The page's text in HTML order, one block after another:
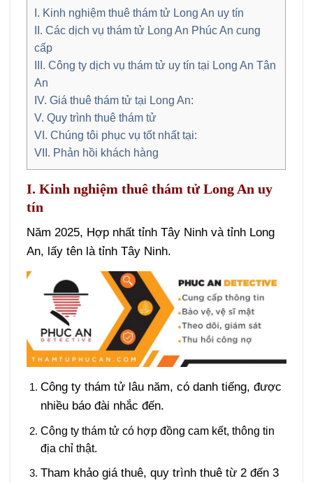
I. Kinh nghiệm thuê thám tử Long An uy tín
II. Các dịch vụ thám tử Long An Phúc An cung
cấp
III. Công ty dịch vụ thám tử uy tín tại Long An Tân
An
IV. Giá thuê thám tử tại Long An:
V. Quy trình thuê thám tử
VI. Chúng tôi phục vụ tốt nhất tại:
VII. Phản hồi khách hàng
I. Kinh nghiệm thuê thám tử Long An uy
tín
Năm 2025, Hợp nhất tỉnh Tây Ninh và tỉnh Long
An, lấy tên là tỉnh Tây Ninh.
Công ty thám tử lâu năm, có danh tiếng, được
nhiều báo đài nhắc đến.
Công ty thám tử có hợp đồng cam kết, thông tin
địa chỉ thật.
Tham khảo giá thuê, quy trình thuê từ 2 đến 3